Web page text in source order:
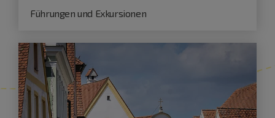
Führungen und Exkursionen